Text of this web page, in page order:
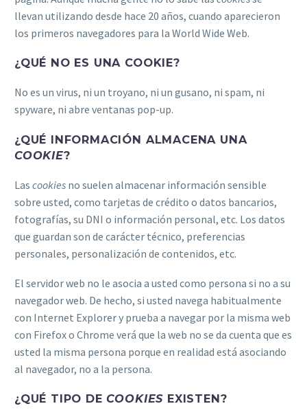
llevan utilizando desde hace 20 años, cuando aparecieron
los primeros navegadores para la World Wide Web.
¿QUÉ NO ES UNA COOKIE?
No es un virus, ni un troyano, ni un gusano, ni spam, ni
spyware, ni abre ventanas pop-up.
¿QUÉ INFORMACIÓN ALMACENA UNA
COOKIE?
Las cookies no suelen almacenar información sensible
sobre usted, como tarjetas de crédito o datos bancarios,
fotografías, su DNI o información personal, etc. Los datos
que guardan son de carácter técnico, preferencias
personales, personalización de contenidos, etc.
El servidor web no le asocia a usted como persona si no a su
navegador web. De hecho, si usted navega habitualmente
con Internet Explorer y prueba a navegar por la misma web
con Firefox o Chrome verá que la web no se da cuenta que es
usted la misma persona porque en realidad está asociando
al navegador, no a la persona.
¿QUÉ TIPO DECOOKIES EXISTEN?